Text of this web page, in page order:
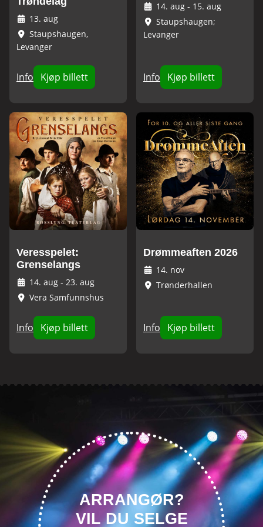
13. aug
Staupshaugen,
Levanger
Info Kjøp billett
14. aug - 15. aug
Staupshaugen;
Levanger
Info Kjøp billett
Veresspelet:
Grenselangs
14. aug - 23. aug
Vera Samfunnshus
Info Kjøp billett
Drømmeaften 2026
14. nov
Trønderhallen
Info Kjøp billett
ARRANGØR?
VIL DU SELGE